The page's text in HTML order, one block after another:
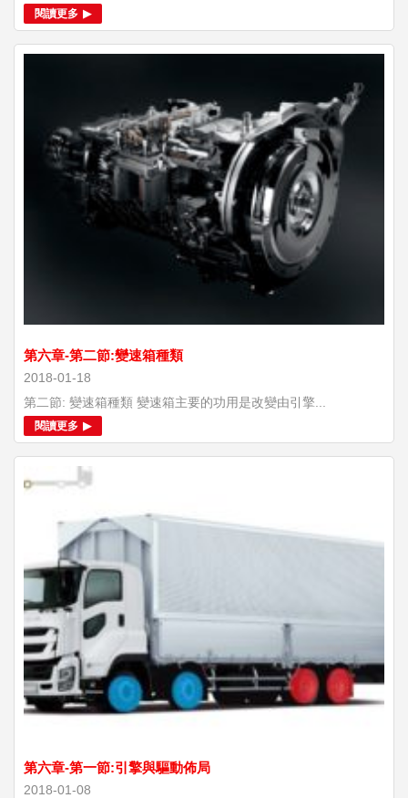
閱讀更多
第六章-第二節:變速箱種類
2018-01-18
第二節: 變速箱種類 變速箱主要的功用是改變由引擎...
閱讀更多
第六章-第一節:引擎與驅動佈局
2018-01-08